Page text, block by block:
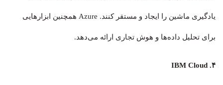
یادگیری ماشین را ایجاد و مستقر کنند. Azure همچنین ابزارهایی
برای تحلیل داده‌ها و هوش تجاری ارائه می‌دهد.
۴. IBM Cloud